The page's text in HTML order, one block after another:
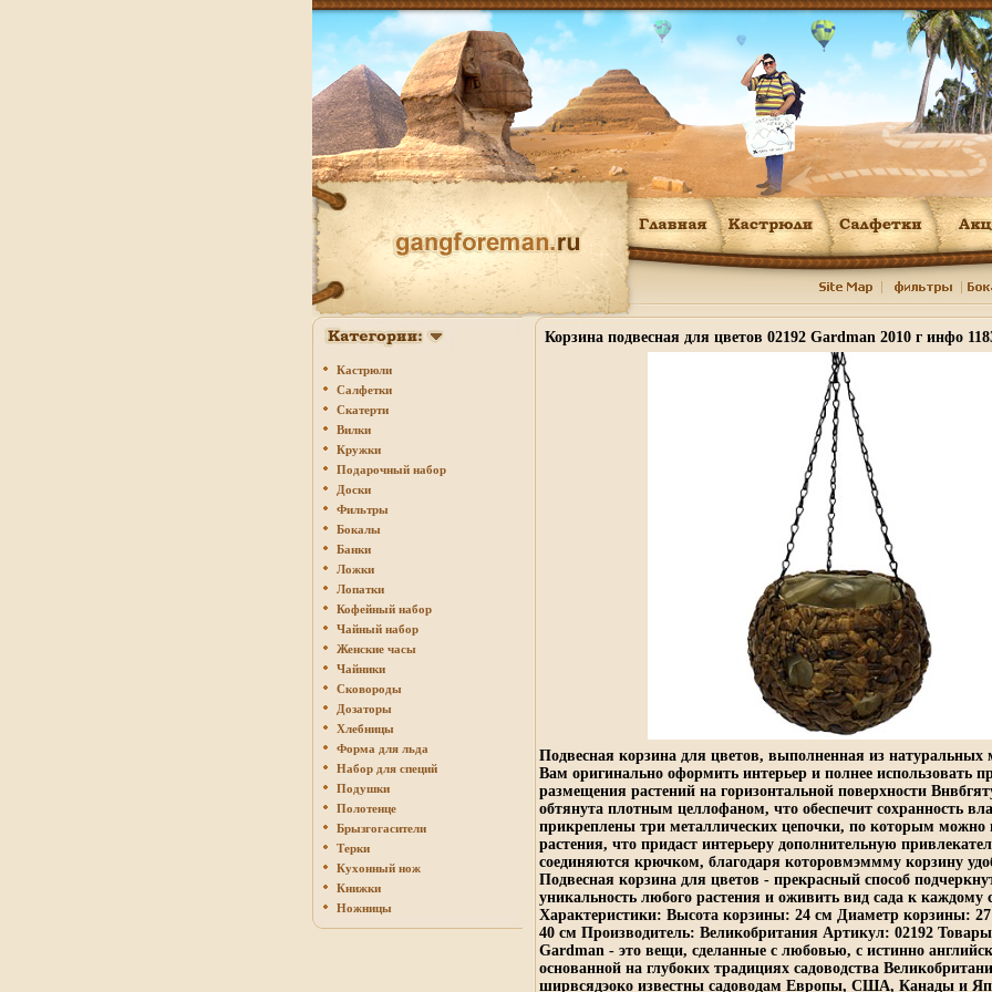
Кастрюли
Салфетки
Скатерти
Вилки
Кружки
Подарочный набор
Доски
Фильтры
Бокалы
Банки
Ложки
Лопатки
Кофейный набор
Чайный набор
Женские часы
Чайники
Сковороды
Дозаторы
Хлебницы
Форма для льда
Набор для специй
Подушки
Полотенце
Брызгогасители
Терки
Кухонный нож
Книжки
Ножницы
Корзина подвесная для цветов 02192 Gardman 2010 г инфо
Подвесная корзина для цветов, выполненная из натуральных
Вам оригинально оформить интерьер и полнее использовать
размещения растений на горизонтальной поверхности
обтянута плотным целлофаном, что обеспечит сохранность
прикреплены три металлических цепочки, по которым можно
растения, что придаст интерьеру дополнительную
соединяются крючком, благодаря которовмэммму корзину
Подвесная корзина для цветов - прекрасный способ
уникальность любого растения и оживить вид сада к каждому
Характеристики: Высота корзины: 24 см Диаметр корзины:
40 см Производитель: Великобритания Артикул: 02192 Товары
Gardman - это вещи, сделанные с любовью, с истинно
основанной на глубоких традициях садоводства
ширвсядэоко известны садоводам Европы, США, Канады и